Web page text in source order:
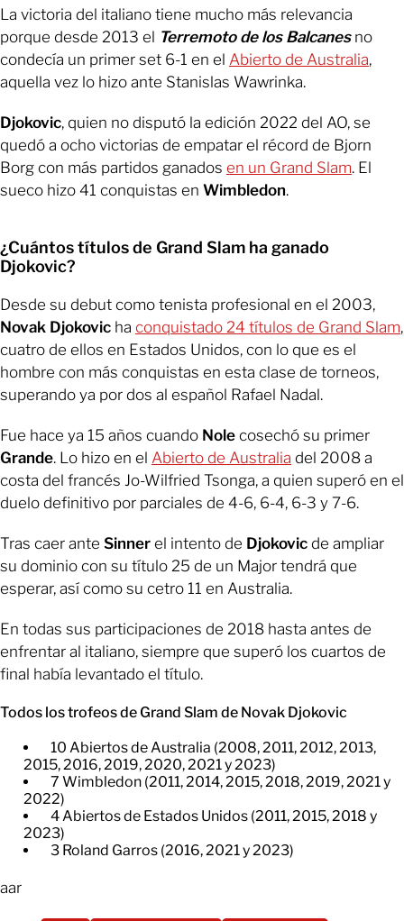
La victoria del italiano tiene mucho más relevancia
porque desde 2013 el Terremoto de los Balcanesno
condecía un primer set 6-1 en el Abierto de Australia,
aquella vez lo hizo ante Stanislas Wawrinka.
Djokovic, quien no disputó la edición 2022 del AO, se
quedó a ocho victorias de empatar el récord de Bjorn
Borg con más partidos ganados en un Grand Slam. El
sueco hizo 41 conquistas en Wimbledon.
¿Cuántos títulos de Grand Slam ha ganado
Djokovic?
Desde su debut como tenista profesional en el 2003,
Novak Djokovic ha conquistado 24 títulos de Grand Slam,
cuatro de ellos en Estados Unidos, con lo que es el
hombre con más conquistas en esta clase de torneos,
superando ya por dos al español Rafael Nadal.
Fue hace ya 15 años cuando Nole cosechó su primer
Grande. Lo hizo en el Abierto de Australia del 2008 a
costa del francés Jo-Wilfried Tsonga, a quien superó en el
duelo definitivo por parciales de 4-6, 6-4, 6-3 y 7-6.
Tras caer ante Sinner el intento de Djokovic de ampliar
su dominio con su título 25 de un Major tendrá que
esperar, así como su cetro 11 en Australia.
En todas sus participaciones de 2018 hasta antes de
enfrentar al italiano, siempre que superó los cuartos de
final había levantado el título.
Todos los trofeos de Grand Slam de Novak Djokovic
10 Abiertos de Australia (2008, 2011, 2012, 2013,
2015, 2016, 2019, 2020, 2021 y 2023)​
7 Wimbledon (2011, 2014, 2015, 2018, 2019, 2021 y
2022)​
4 Abiertos de Estados Unidos (2011, 2015, 2018 y
2023)​
3 Roland Garros (2016, 2021 y 2023)
aar